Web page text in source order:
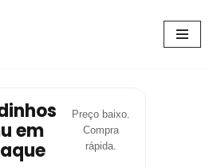
em
Preço baixo.
Compra
rápida.